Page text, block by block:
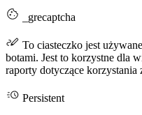
_grecaptcha
To ciasteczko jest
botami. Jest to korzystne dla
raporty dotyczące
Persistent